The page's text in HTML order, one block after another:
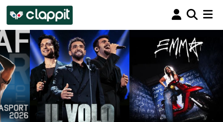
Clappit
biglietteria